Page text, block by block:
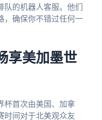
的机器人客服。他们
，确保你不错过任何一
享美加墨世
杯首次由美国、加拿
时间对于北美观众友